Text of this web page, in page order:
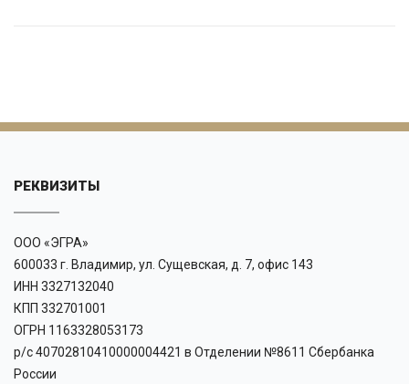
РЕКВИЗИТЫ
ООО «ЭГРА»
600033 г. Владимир, ул. Сущевская, д. 7, офис 143
ИНН 3327132040
КПП 332701001
ОГРН 1163328053173
р/с 40702810410000004421 в Отделении №8611 Сбербанка
России